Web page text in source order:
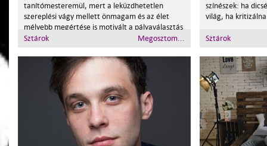
tanítómesteremül, mert a leküzdhetetlen
szereplési vágy mellett önmagam és az élet
mélyebb megértése is motivált a pályaválasztás
idején.”
Sztárok Megosztom...
színészek: ha
világ, ha
Sztárok